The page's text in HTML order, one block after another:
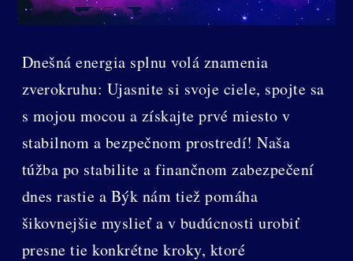
Dnešná energia splnu volá znamenia
zverokruhu: Ujasnite si svoje ciele, spojte sa
s mojou mocou a získajte prvé miesto v
stabilnom a bezpečnom prostredí! Naša
túžba po stabilite a finančnom zabezpečení
dnes rastie a Býk nám tiež pomáha
šikovnejšie myslieť a v budúcnosti urobiť
presne tie konkrétne kroky, ktoré